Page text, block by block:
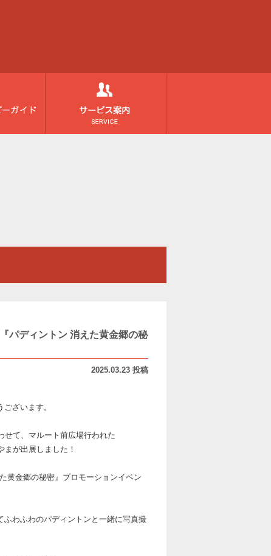
パディントン 消えた黄金郷の秘
2025.03.23 投稿
ざいます。
せて、マルート前広場行われた
まが出展しました！
黄金郷の秘密』プロモーションイベン
わふわのパディントンと一緒に写真撮